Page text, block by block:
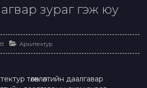
зураг гэж юу
Архитектур
төлөвлөлтийн даалгавар